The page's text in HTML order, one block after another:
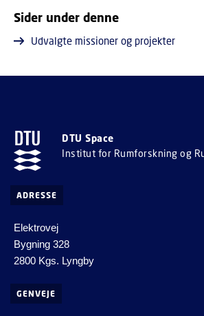
Sider under denne
Udvalgte missioner og projekter
DTU Space
Institut for Rumforskning og
ADRESSE
Elektrovej
Bygning 328
2800 Kgs. Lyngby
GENVEJE